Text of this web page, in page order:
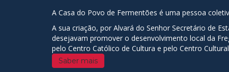
A Casa do Povo de Fermentões é uma pessoa
A sua criação, por Alvará do Senhor Secretário de
desejavam promover o desenvolvimento local da
pelo Centro Católico de Cultura e pelo Centro
Saber mais